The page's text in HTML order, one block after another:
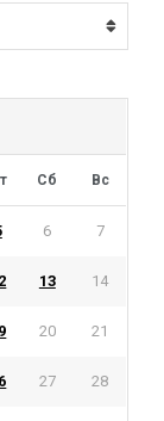
Сб Вс
6 7
13 14
20 21
27 28